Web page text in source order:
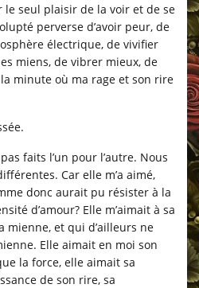
seul plaisir de la voir et de se
perverse d’avoir peur, de
électrique, de vivifier
miens, de vibrer mieux, de
minute où ma rage et son rire
faits l’un pour l’autre. Nous
Car elle m’a aimé,
donc aurait pu résister à la
d’amour? Elle m’aimait à sa
mienne, et qui d’ailleurs ne
Elle aimait en moi son
la force, elle aimait sa
de son rire, sa